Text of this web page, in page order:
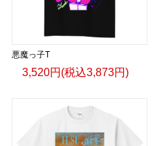
悪魔っ子T
3,520円(税込3,873円)